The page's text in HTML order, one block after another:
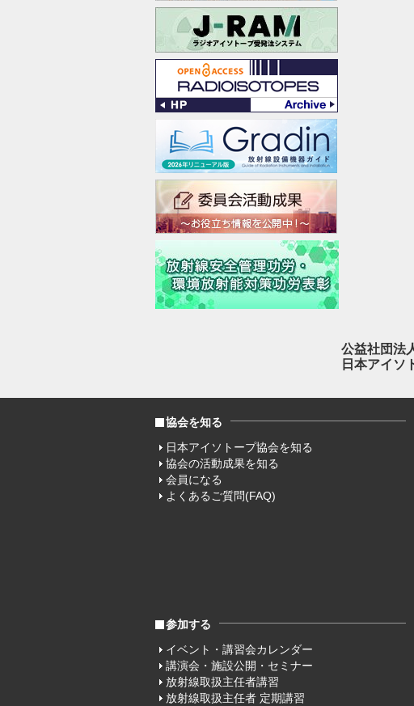
公益社団法
日本アイソ
協会を知る
日本アイソトープ協会を知る
協会の活動成果を知る
会員になる
よくあるご質問(FAQ)
参加する
イベント・講習会カレンダー
講演会・施設公開・セミナー
放射線取扱主任者講習
放射線取扱主任者 定期講習